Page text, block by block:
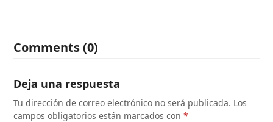
Comments (0)
Deja una respuesta
Tu dirección de correo electrónico no será publicada. Los
campos obligatorios están marcados con*